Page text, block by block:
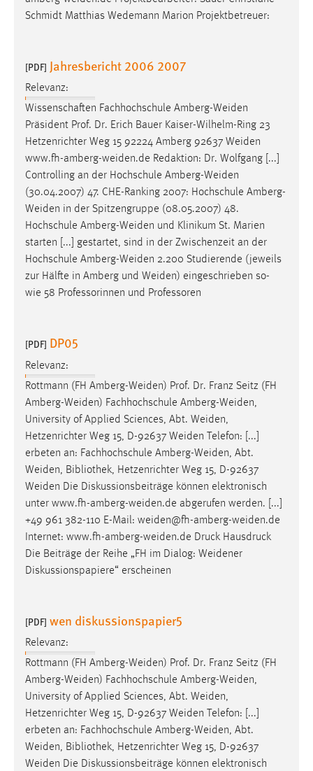
Schmidt Matthias Wedemann Marion Projektbetreuer:
[PDF] Jahresbericht 2006 2007
Relevanz:
Wissenschaften Fachhochschule Amberg-Weiden
Präsident Prof. Dr. Erich Bauer Kaiser-Wilhelm-Ring 23
Hetzenrichter Weg 15 92224 Amberg 92637 Weiden
www.fh-amberg-weiden.de Redaktion: Dr. Wolfgang [...]
Controlling an der Hochschule Amberg-Weiden
(30.04.2007) 47. CHE-Ranking 2007: Hochschule Amberg-
Weiden in der Spitzengruppe (08.05.2007) 48.
Hochschule Amberg-Weiden und Klinikum St. Marien
starten [...] gestartet, sind in der Zwischenzeit an der
Hochschule Amberg-Weiden 2.200 Studierende (jeweils
zur Hälfte in Amberg und Weiden) eingeschrieben so-
wie 58 Professorinnen und Professoren
[PDF] DP05
Relevanz:
Rottmann (FH Amberg-Weiden) Prof. Dr. Franz Seitz (FH
Amberg-Weiden) Fachhochschule Amberg-Weiden,
University of Applied Sciences, Abt. Weiden,
Hetzenrichter Weg 15, D-92637 Weiden Telefon: [...]
erbeten an: Fachhochschule Amberg-Weiden, Abt.
Weiden, Bibliothek, Hetzenrichter Weg 15, D-92637
Weiden Die Diskussionsbeiträge können elektronisch
unter www.fh-amberg-weiden.de abgerufen werden. [...]
+49 961 382-110 E-Mail: weiden@fh-amberg-weiden.de
Internet: www.fh-amberg-weiden.de Druck Hausdruck
Die Beiträge der Reihe „FH im Dialog: Weidener
Diskussionspapiere“ erscheinen
[PDF] wen diskussionspapier5
Relevanz:
Rottmann (FH Amberg-Weiden) Prof. Dr. Franz Seitz (FH
Amberg-Weiden) Fachhochschule Amberg-Weiden,
University of Applied Sciences, Abt. Weiden,
Hetzenrichter Weg 15, D-92637 Weiden Telefon: [...]
erbeten an: Fachhochschule Amberg-Weiden, Abt.
Weiden, Bibliothek, Hetzenrichter Weg 15, D-92637
Weiden Die Diskussionsbeiträge können elektronisch
EXTERNE MEDIEN
externen Medien Cookies gesetzt.
YouTube
Vimeo